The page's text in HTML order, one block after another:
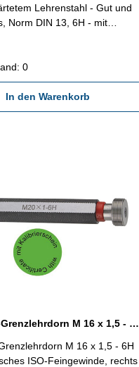
Lehrenstahl - Gut und
Norm DIN 13, 6H - mit
0
In den Warenkorb
Gewinde-Grenzlehrdorn M 16 x 1,5 - 6H DIN 13
M 16 x 1,5 - 6H
ISO-Feingewinde, rechts